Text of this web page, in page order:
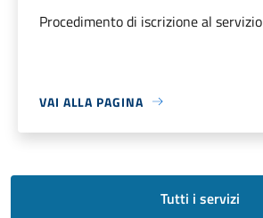
Procedimento di iscrizione al servizio
VAI ALLA PAGINA
Tutti i servizi